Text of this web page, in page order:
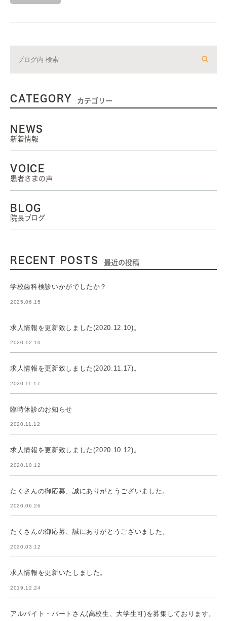
CATEGORY カテゴリー
NEWS
新着情報
VOICE
患者さまの声
BLOG
院長ブログ
RECENT POSTS 最近の投稿
学校歯科検診いかがでしたか？
2025.06.15
求人情報を更新致しました(2020.12.10)。
2020.12.10
求人情報を更新致しました(2020.11.17)。
2020.11.17
臨時休診のお知らせ
2020.11.12
求人情報を更新致しました(2020.10.12)。
2020.10.12
たくさんの御応募、誠にありがとうございました。
2020.06.26
たくさんの御応募、誠にありがとうございました。
2020.03.12
求人情報を更新いたしました。
2019.12.24
アルバイト・パートさん(高校生、大学生可)を募集しております。